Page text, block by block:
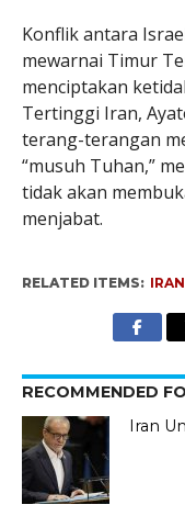
Konflik antara
mewarnai Timur
menciptakan
Tertinggi Iran,
terang-terangan
“musuh Tuhan,”
tidak akan
menjabat.
RELATED ITEMS: IRAN
RECOMMENDED
Iran